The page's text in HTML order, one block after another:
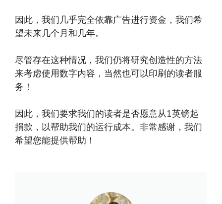
因此，我们几乎完全依靠广告进行资金，我们希
望未来几个月和几年。
尽管存在这种情况，我们仍将研究创造性的方法
来考虑使用数字内容，当然也可以印刷的读者服
务！
因此，我们要求我们的读者是否愿意从1英镑起
捐款，以帮助我们的运行成本。非常感谢，我们
希望您能提供帮助！